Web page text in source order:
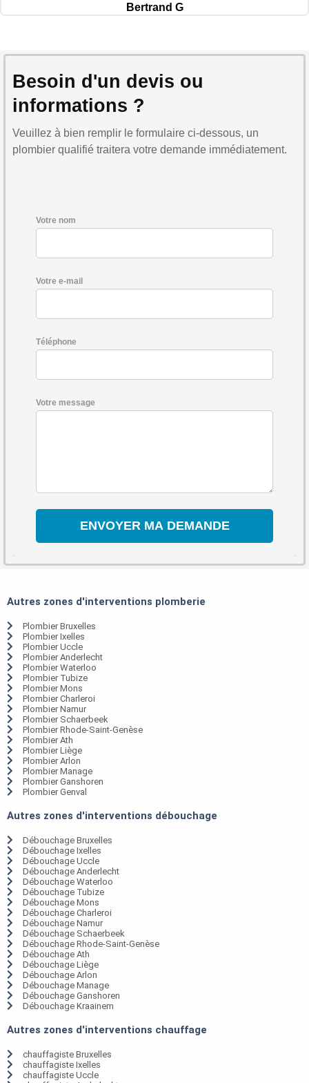
Bertrand G
Besoin d'un devis ou
informations ?
Veuillez à bien remplir le formulaire ci-dessous, un
plombier qualifié traitera votre demande immédiatement.
Votre nom
Votre e-mail
Téléphone
Votre message
Autres zones d'interventions plomberie
Plombier Bruxelles
Plombier Ixelles
Plombier Uccle
Plombier Anderlecht
Plombier Waterloo
Plombier Tubize
Plombier Mons
Plombier Charleroi
Plombier Namur
Plombier Schaerbeek
Plombier Rhode-Saint-Genèse
Plombier Ath
Plombier Liège
Plombier Arlon
Plombier Manage
Plombier Ganshoren
Plombier Genval
Autres zones d'interventions débouchage
Débouchage Bruxelles
Débouchage Ixelles
Débouchage Uccle
Débouchage Anderlecht
Débouchage Waterloo
Débouchage Tubize
Débouchage Mons
Débouchage Charleroi
Débouchage Namur
Débouchage Schaerbeek
Débouchage Rhode-Saint-Genèse
Débouchage Ath
Débouchage Liège
Débouchage Arlon
Débouchage Manage
Débouchage Ganshoren
Débouchage Kraainem
Autres zones d'interventions chauffage
chauffagiste Bruxelles
chauffagiste Ixelles
chauffagiste Uccle